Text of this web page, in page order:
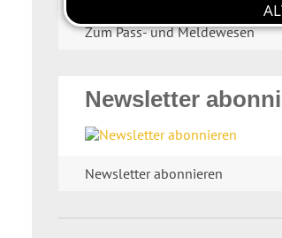
Zum Pass- und Meldewesen
Newsletter
Newsletter abonnieren